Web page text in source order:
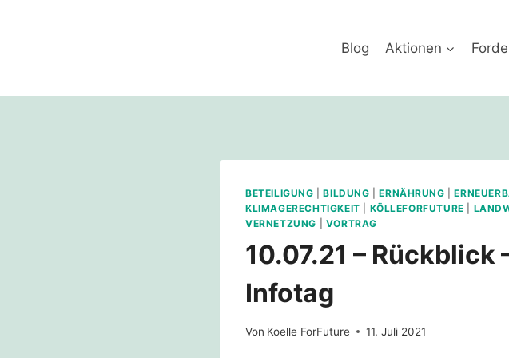
Blog Aktionen
BETEILIGUNG |BILDUNG |ERNÄHRUNG |
KLIMAGERECHTIGKEIT
KÖLLEFORFUTURE
VERNETZUNG
VORTRAG
10.07.21 – Rückblick
Infotag
Von Koelle ForFuture 11. Juli 2021